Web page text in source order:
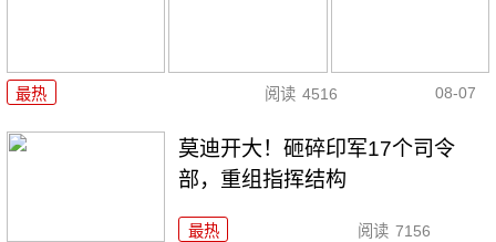
最热 阅读 4516 08-07
莫迪开大！砸碎印军17个司令
部，重组指挥结构
最热 阅读 7156